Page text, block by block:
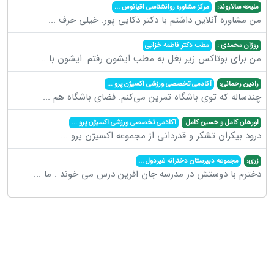
ملیحه سالاروند: مرکز مشاوره روانشناسی اقیانوس...
من مشاوره آنلاین داشتم با دکتر ذکایی پور. خیلی حرف ...
روژان محمدی : مطب دکتر فاطمه خزایی
من برای بوتاکس زیر بغل به مطب ایشون رفتم .ایشون با ...
رادین رحمانی: آکادمی تخصصی ورزشی اکسیژن پرو...
چندساله که توی باشگاه تمرین می‌کنم. فضای باشگاه هم ...
اورهان کامل و حسین کامل: آکادمی تخصصی ورزشی اکسیژن پرو...
درود بیکران تشکر و قدردانی از مجموعه اکسیژن پرو ...
زری: مجموعه دبیرستان دخترانه غیردول...
دخترم با دوستش در مدرسه جان افرین درس می خوند . ما ...